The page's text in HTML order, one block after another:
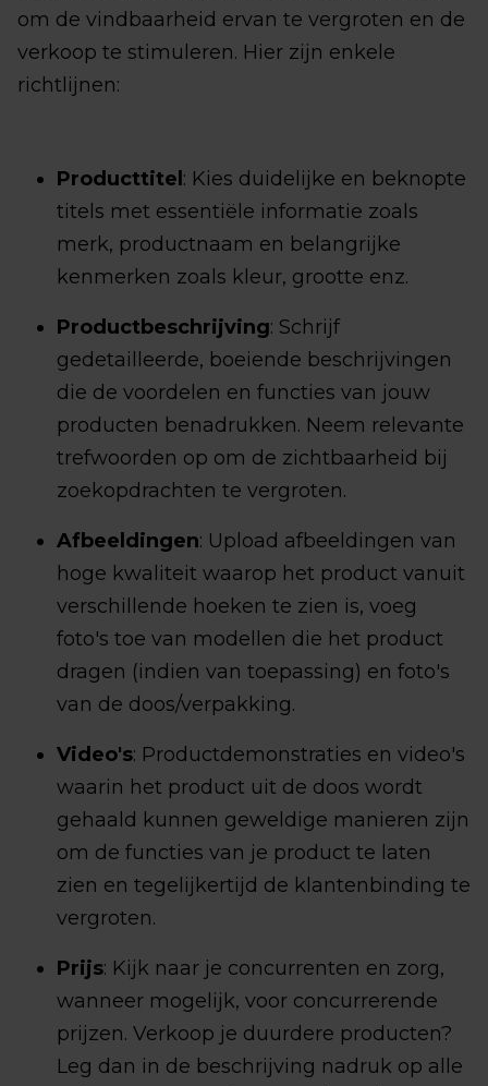
om de vindbaarheid ervan te vergroten en de
verkoop te stimuleren. Hier zijn enkele
richtlijnen:
Producttitel : Kies duidelijke en beknopte
titels met essentiële informatie zoals
merk, productnaam en belangrijke
kenmerken zoals kleur, grootte enz.
Productbeschrijving: Schrijf
gedetailleerde, boeiende beschrijvingen
die de voordelen en functies van jouw
producten benadrukken. Neem relevante
trefwoorden op om de zichtbaarheid bij
zoekopdrachten te vergroten.
Afbeeldingen: Upload afbeeldingen van
hoge kwaliteit waarop het product vanuit
verschillende hoeken te zien is, voeg
foto's toe van modellen die het product
dragen (indien van toepassing) en foto's
van de doos/verpakking.
Video's: Productdemonstraties en video's
waarin het product uit de doos wordt
gehaald kunnen geweldige manieren zijn
om de functies van je product te laten
zien en tegelijkertijd de klantenbinding te
vergroten.
Prijs: Kijk naar je concurrenten en zorg,
wanneer mogelijk, voor concurrerende
prijzen. Verkoop je duurdere producten?
Leg dan in de beschrijving nadruk op alle